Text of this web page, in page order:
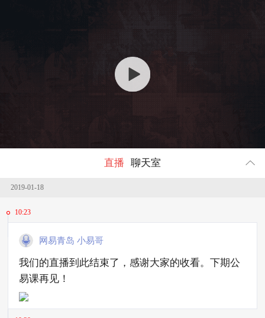
直播 聊天室
2019-01-18
10:23
网易青岛 小易哥
我们的直播到此结束了，感谢大家的收看。下期公
易课再见！